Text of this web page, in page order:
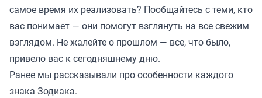
самое время их реализовать? Пообщайтесь с теми, кто
вас понимает — они помогут взглянуть на все свежим
взглядом. Не жалейте о прошлом — все, что было,
привело вас к сегодняшнему дню.
Ранее мы рассказывали про особенности каждого
знака Зодиака.